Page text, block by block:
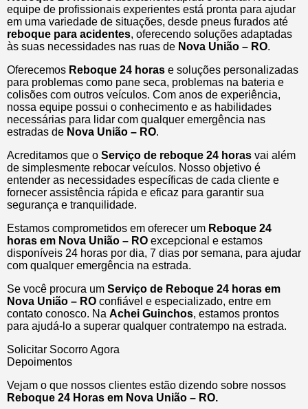
equipe de profissionais experientes está pronta para ajudar
em uma variedade de situações, desde pneus furados até
reboque para acidentes, oferecendo soluções adaptadas
às suas necessidades nas ruas de Nova União – RO.
Oferecemos Reboque 24 horas e soluções personalizadas
para problemas como pane seca, problemas na bateria e
colisões com outros veículos. Com anos de experiência,
nossa equipe possui o conhecimento e as habilidades
necessárias para lidar com qualquer emergência nas
estradas de Nova União – RO.
Acreditamos que o Serviço de reboque 24 horas vai além
de simplesmente rebocar veículos. Nosso objetivo é
entender as necessidades específicas de cada cliente e
fornecer assistência rápida e eficaz para garantir sua
segurança e tranquilidade.
Estamos comprometidos em oferecer um Reboque 24
horas em Nova União – RO excepcional e estamos
disponíveis 24 horas por dia, 7 dias por semana, para ajudar
com qualquer emergência na estrada.
Se você procura um Serviço de Reboque 24 horas em
Nova União – RO confiável e especializado, entre em
contato conosco. Na Achei Guinchos, estamos prontos
para ajudá-lo a superar qualquer contratempo na estrada.
Solicitar Socorro Agora
Depoimentos
Vejam o que nossos clientes estão dizendo sobre nossos
Reboque 24 Horas em Nova União – RO.